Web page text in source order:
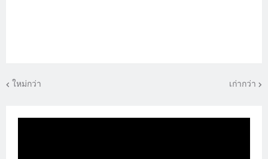
ใหม่กว่า เก่ากว่า